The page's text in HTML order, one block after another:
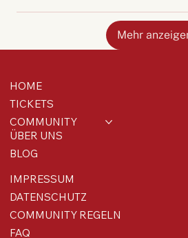
Mehr
HOME
TICKETS
COMMUNITY
ÜBER UNS
BLOG
IMPRESSUM
DATENSCHUTZ
COMMUNITY REGELN
FAQ